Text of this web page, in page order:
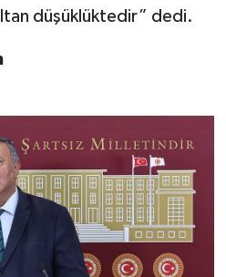
düşüklüktedir” dedi.